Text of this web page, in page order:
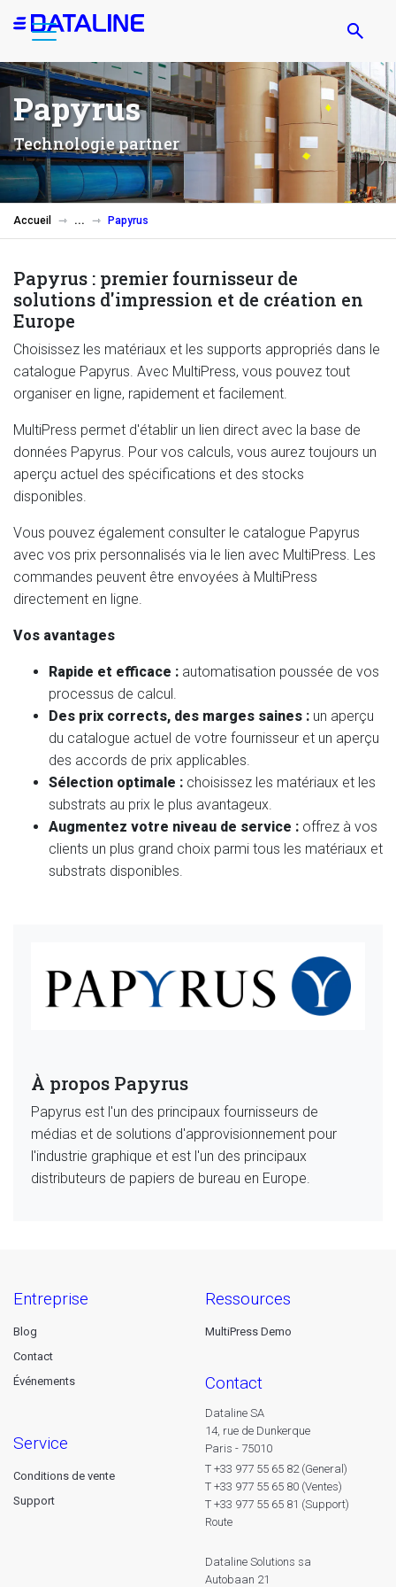
au
principal
Papyrus
Technologie partner
Accueil Papyrus
Papyrus : premier fournisseur de
solutions d'impression et de création en
Europe
Choisissez les matériaux et les supports appropriés dans le
catalogue Papyrus. Avec MultiPress, vous pouvez tout
organiser en ligne, rapidement et facilement.
MultiPress permet d'établir un lien direct avec la base de
données Papyrus. Pour vos calculs, vous aurez toujours un
aperçu actuel des spécifications et des stocks
disponibles.
Vous pouvez également consulter le catalogue Papyrus
avec vos prix personnalisés via le lien avec MultiPress. Les
commandes peuvent être envoyées à MultiPress
directement en ligne.
Vos avantages
Rapide et efficace : automatisation poussée de vos
processus de calcul.
Des prix corrects, des marges saines : un aperçu
du catalogue actuel de votre fournisseur et un aperçu
des accords de prix applicables.
Sélection optimale : choisissez les matériaux et les
substrats au prix le plus avantageux.
Augmentez votre niveau de service : offrez à vos
clients un plus grand choix parmi tous les matériaux et
substrats disponibles.
À propos Papyrus
Papyrus est l'un des principaux fournisseurs de
médias et de solutions d'approvisionnement pour
l'industrie graphique et est l'un des principaux
distributeurs de papiers de bureau en Europe.
entreprise
Blog
Contact
Événements
service
Conditions de vente
Support
ressources
MultiPress Demo
contact
Dataline SA
14, rue de Dunkerque
Paris - 75010
T +33 977 55 65 82 (General)
T +33 977 55 65 80 (Ventes)
T +33 977 55 65 81 (Support)
Route
Dataline Solutions sa
Autobaan 21